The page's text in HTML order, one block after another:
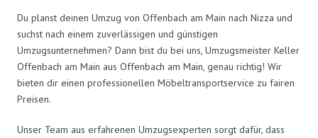
Du planst deinen Umzug von Offenbach am Main nach Nizza und
suchst nach einem zuverlässigen und günstigen
Umzugsunternehmen? Dann bist du bei uns, Umzugsmeister Keller
Offenbach am Main aus Offenbach am Main, genau richtig! Wir
bieten dir einen professionellen Möbeltransportservice zu fairen
Preisen.
Unser Team aus erfahrenen Umzugsexperten sorgt dafür, dass